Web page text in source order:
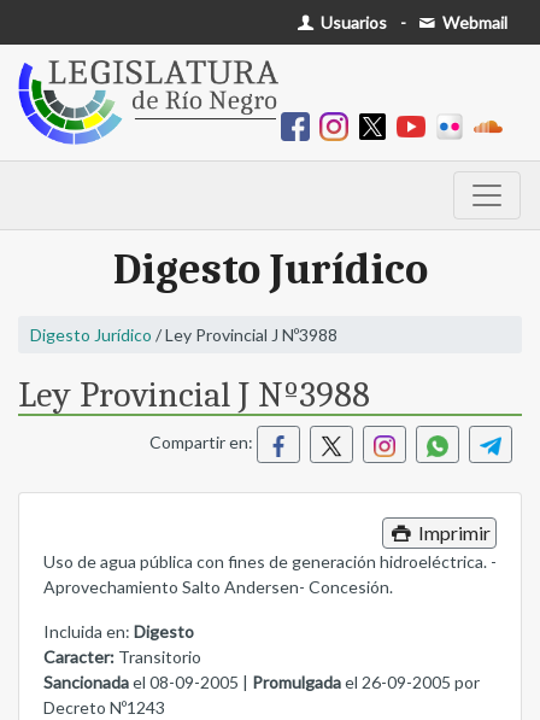
Usuarios - Webmail
Digesto Jurídico
Digesto Jurídico / Ley Provincial J Nº3988
Ley Provincial J Nº3988
Compartir en:
Imprimir
Uso de agua pública con fines de generación hidroeléctrica. -
Aprovechamiento Salto Andersen- Concesión.
Incluida en: Digesto
Caracter: Transitorio
Sancionadael 08-09-2005 | Promulgadael 26-09-2005 por
Decreto Nº1243